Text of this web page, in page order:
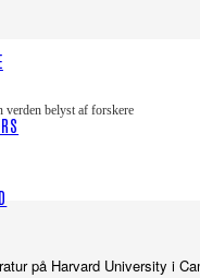
verden belyst af forskere
på Harvard University i